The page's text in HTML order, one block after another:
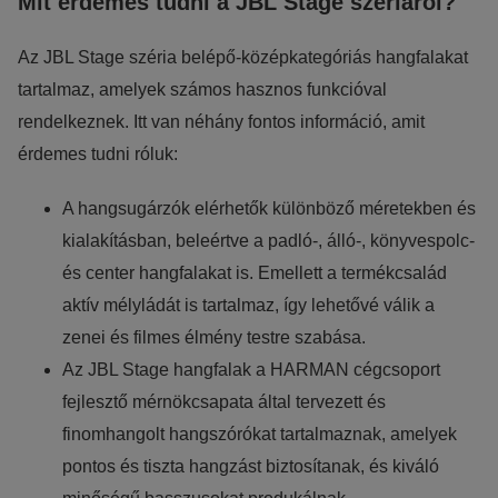
Az JBL Stage széria belépő-középkategóriás hangfalakat
tartalmaz, amelyek számos hasznos funkcióval
rendelkeznek. Itt van néhány fontos információ, amit
érdemes tudni róluk:
A hangsugárzók elérhetők különböző méretekben és
kialakításban, beleértve a padló-, álló-, könyvespolc-
és center hangfalakat is. Emellett a termékcsalád
aktív mélyládát is tartalmaz, így lehetővé válik a
zenei és filmes élmény testre szabása.
Az JBL Stage hangfalak a HARMAN cégcsoport
fejlesztő mérnökcsapata által tervezett és
finomhangolt hangszórókat tartalmaznak, amelyek
pontos és tiszta hangzást biztosítanak, és kiváló
élményt nyújtsuk kedves látogatóinknak. Ezért gyűjtünk
Reklámcélú:
Azért települnek ezek a sütik, hogy a felhasználót számára
reklámajánlatokkal tudjuk megcélozni.